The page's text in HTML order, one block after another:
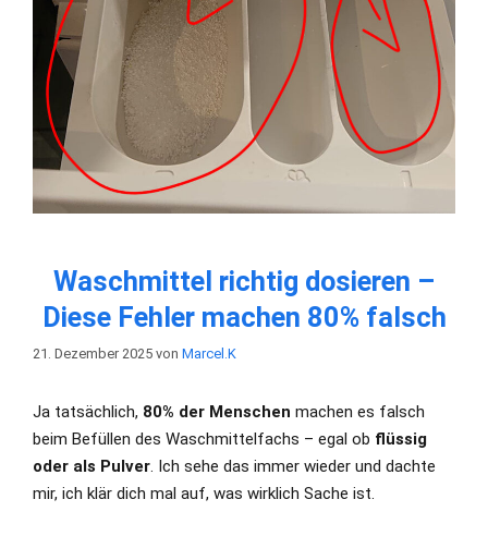
Waschmittel richtig dosieren –
Diese Fehler machen 80% falsch
21. Dezember 2025 von Marcel.K
Ja tatsächlich, 80% der Menschen machen es falsch
beim Befüllen des Waschmittelfachs – egal ob flüssig
oder als Pulver. Ich sehe das immer wieder und dachte
mir, ich klär dich mal auf, was wirklich Sache ist.